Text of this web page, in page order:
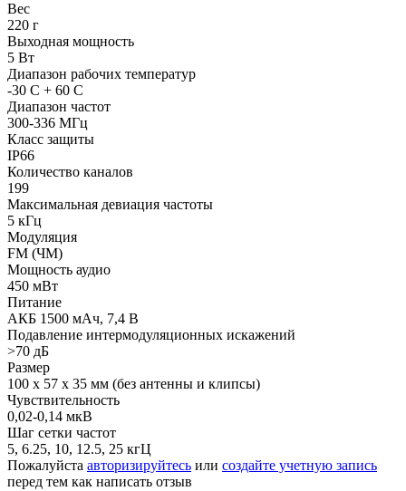
Вес
220 г
Выходная мощность
5 Вт
Диапазон рабочих температур
-30 C + 60 C
Диапазон частот
300-336 МГц
Класс защиты
IP66
Количество каналов
199
Максимальная девиация частоты
5 кГц
Модуляция
FM (ЧМ)
Мощность аудио
450 мВт
Питание
АКБ 1500 мАч, 7,4 В
Подавление интермодуляционных искажений
>70 дБ
Размер
100 х 57 х 35 мм (без антенны и клипсы)
Чувствительность
0,02-0,14 мкВ
Шаг сетки частот
5, 6.25, 10, 12.5, 25 кгЦ
Пожалуйста авторизируйтесь или создайте учетную запись
перед тем как написать отзыв